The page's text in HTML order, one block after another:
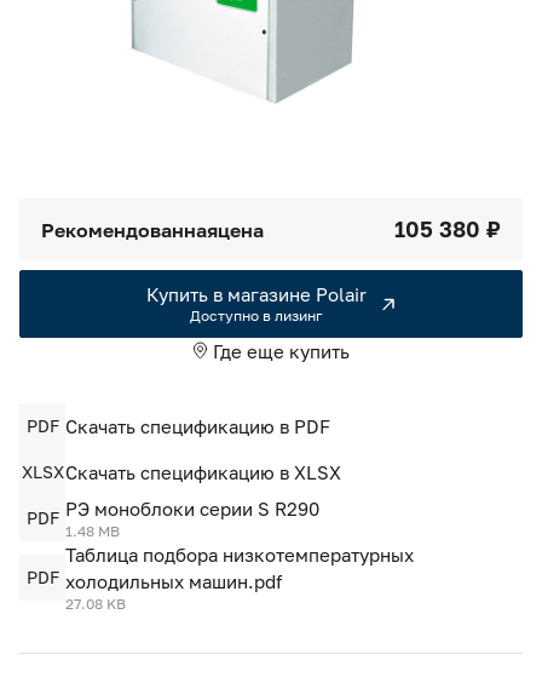
Рекомендованнаяцена 105 380 ₽
Купить в магазине Polair
Доступно в лизинг
Где еще купить
PDF Скачать спецификацию в PDF
XLSXСкачать спецификацию в XLSX
PDF РЭ моноблоки серии S R290
1.48 MB
PDF
Таблица подбора низкотемпературных
холодильных машин.pdf
27.08 KB
Камеры холодильные
Машины холодильные
Решения для Вашего Dark Store
Единый доступ по QR-коду ко всей информации об изделии